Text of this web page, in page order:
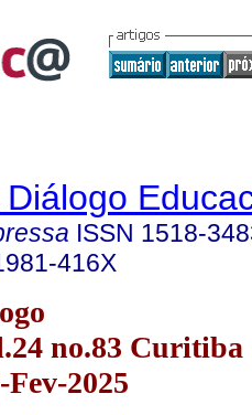
ISSN 1518-
416X
no.83 Curitiba
2025